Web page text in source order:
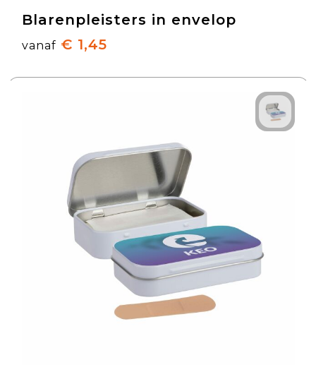
Blarenpleisters in envelop
vanaf € 1,45